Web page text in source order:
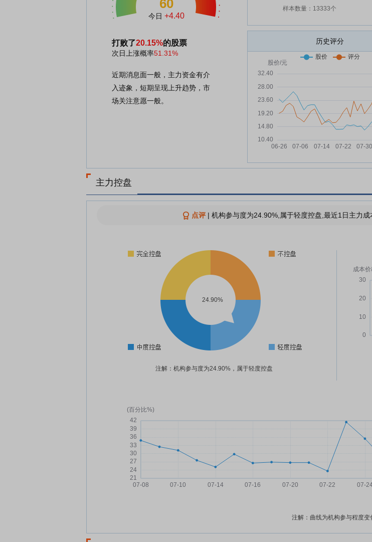
60
今日 +4.40
打败了20.15%的股票
次日上涨概率51.31%
近期消息面一般，主力资金有介
入迹象，短期呈现上升趋势，市
场关注意愿一般。
样本数量：13333个
历史评分
主力控盘
点评| 机构参与度为24.90%,属于轻度控盘,最近1日主力
24.90%
注解：机构参与度为24.90%，属于轻度控盘
注解：曲线为机构参与程度变